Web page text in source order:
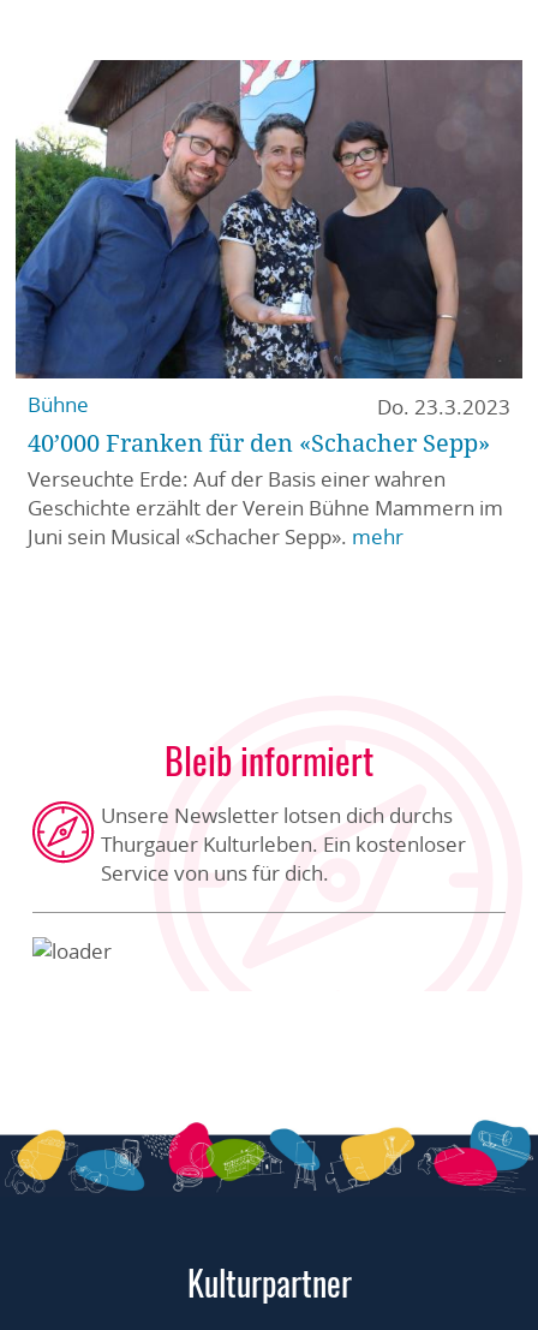
Bühne Do. 23.3.2023
40’000 Franken für den «Schacher Sepp»
Verseuchte Erde: Auf der Basis einer wahren
Geschichte erzählt der Verein Bühne Mammern im
Juni sein Musical «Schacher Sepp». mehr
Bleib informiert
Unsere Newsletter lotsen dich durchs
Thurgauer Kulturleben. Ein kostenloser
Service von uns für dich.
Kulturpartner